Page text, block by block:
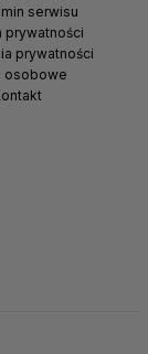
serwisu
prywatności
prywatności
osobowe